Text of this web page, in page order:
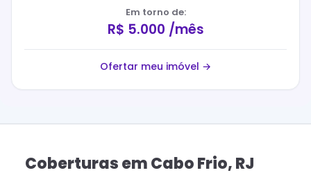
Em torno de:
R$ 5.000 /mês
Ofertar meu imóvel →
CoberturasemCabo Frio,RJ